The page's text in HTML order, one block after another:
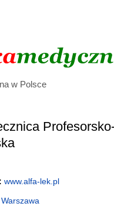
w Polsce
www.alfa-lek.pl
Warszawa